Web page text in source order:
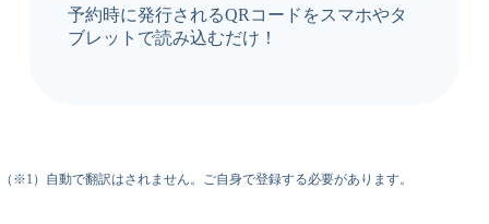
予約時に発行されるQRコードをスマホやタ
ブレットで読み込むだけ！
（※1）自動で翻訳はされません。ご自身で登録する必要があります。